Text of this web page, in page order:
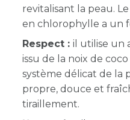
revitalisant la peau.
en chlorophylle a un
Respect :il utilise un
issu de la noix de
système délicat de la
propre, douce et
tiraillement.